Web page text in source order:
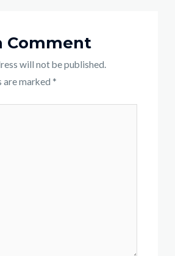
Comment
will not be published.
are marked *